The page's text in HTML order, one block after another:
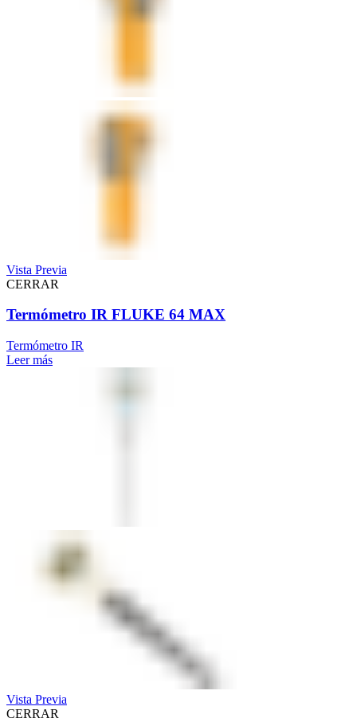
Vista Previa
CERRAR
Termómetro IR FLUKE 64 MAX
Termómetro IR
Leer más
Vista Previa
CERRAR